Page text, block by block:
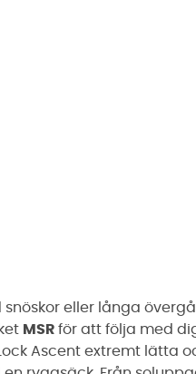
eller långa
MSR för att följa med
Ascent extremt lätta